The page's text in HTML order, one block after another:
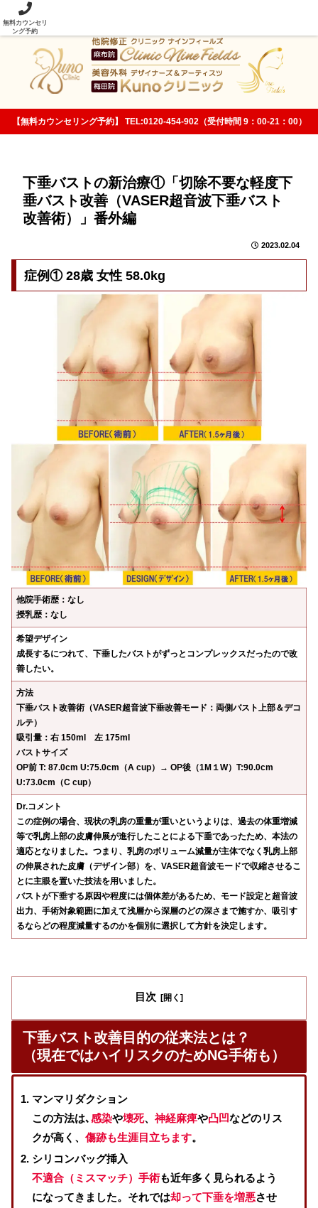
【無料カウンセリング予約】 TEL:0120-454-902（受付時間 9：00-21：00）
下垂バストの新治療①「切除不要な軽度下
垂バスト改善（VASER超音波下垂バスト
改善術）」番外編
2023.02.04
症例① 28歳 女性 58.0kg
他院手術歴：なし
授乳歴：なし
希望デザイン
成長するにつれて、下垂したバストがずっとコンプレックスだったので改
善したい。
方法
下垂バスト改善術（VASER超音波下垂改善モード：両側バスト上部＆デコ
ルテ）
吸引量：右 150ml 左 175ml
バストサイズ
OP前 T: 87.0cm U:75.0cm（A cup）→ OP後（1M１W）T:90.0cm
U:73.0cm（C cup）
Dr.コメント
この症例の場合、現状の乳房の重量が重いというよりは、過去の体重増減
等で乳房上部の皮膚伸展が進行したことによる下垂であったため、本法の
適応となりました。つまり、乳房のボリューム減量が主体でなく乳房上部
の伸展された皮膚（デザイン部）を、VASER超音波モードで収縮させるこ
とに主眼を置いた技法を用いました。
バストが下垂する原因や程度には個体差があるため、モード設定と超音波
出力、手術対象範囲に加えて浅層から深層のどの深さまで施すか、吸引す
るならどの程度減量するのかを個別に選択して方針を決定します。
目次
下垂バスト改善目的の従来法とは？
（現在ではハイリスクのためNG手術も）
マンマリダクション
この方法は､ 感染や壊死、 神経麻痺や凸凹などのリス
クが高く、 傷跡も生涯目立ちます。
シリコンバッグ挿入
不適合（ミスマッチ）手術も近年多く見られるよう
になってきました。それでは却って下垂を増悪させ
無料カウンセリ
ング予約